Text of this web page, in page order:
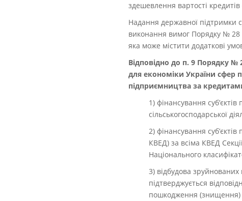
здешевлення вартості
Надання державної підтримки
виконання вимог Порядку № 28
яка може містити додаткові
Відповідно до п. 9 Порядку
для економіки України сфер
підприємництва за
1) фінансування
сільськогосподарської
2) фінансування
КВЕД) за всіма КВЕД
Національного
3) відбудова зруйнованих
підтверджується
пошкодження (знищення)